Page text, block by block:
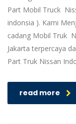
Part Mobil Truck
indonsia ). Kami
cadang Mobil Truk
Jakarta terpercaya
Part Truk Nissan
read more